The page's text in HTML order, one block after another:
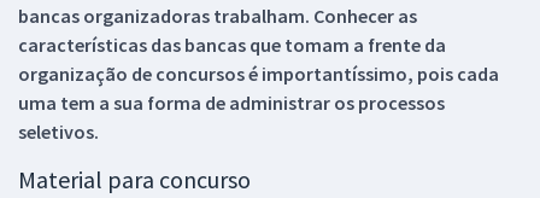
bancas organizadoras trabalham. Conhecer as
características das bancas que tomam a frente da
organização de concursos é importantíssimo, pois cada
uma tem a sua forma de administrar os processos
seletivos.
Material para concurso